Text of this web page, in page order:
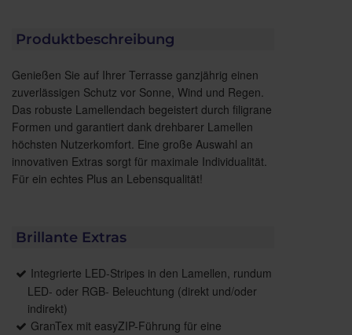
Produktbeschreibung
Genießen Sie auf Ihrer Terrasse ganzjährig einen
zuverlässigen Schutz vor Sonne, Wind und Regen.
Das robuste Lamellendach begeistert durch filigrane
Formen und garantiert dank drehbarer Lamellen
höchsten Nutzerkomfort. Eine große Auswahl an
innovativen Extras sorgt für maximale Individualität.
Für ein echtes Plus an Lebensqualität!
Brillante Extras
Integrierte LED-Stripes in den Lamellen, rundum
LED- oder RGB- Beleuchtung (direkt und/oder
indirekt)
GranTex mit easyZIP-Führung für eine